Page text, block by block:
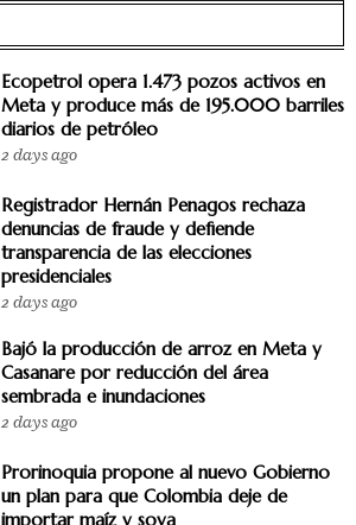
Ecopetrol opera 1.473 pozos activos en
Meta y produce más de 195.000 barriles
diarios de petróleo
2 days ago
Registrador Hernán Penagos rechaza
denuncias de fraude y defiende
transparencia de las elecciones
presidenciales
2 days ago
Bajó la producción de arroz en Meta y
Casanare por reducción del área
sembrada e inundaciones
2 days ago
Prorinoquia propone al nuevo Gobierno
un plan para que Colombia deje de
importar maíz y soya